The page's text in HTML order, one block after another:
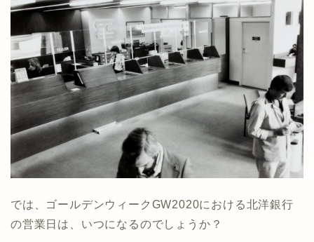
では、ゴールデンウィークGW2020における北洋銀行
の営業日は、いつになるのでしょうか？